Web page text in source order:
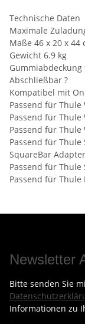
Technische Daten
Maximale
Maße 46 x 20 x 44
Gewicht 6.9 kg
Abschließbar ?
Kompatibel mit
Passend für Thule
Passend für Thule
Passend für Thule
Passend für
SquareBar
Passend für Thule
Passend für Thule
Newsletter
Bitte senden Sie
Informationen zu